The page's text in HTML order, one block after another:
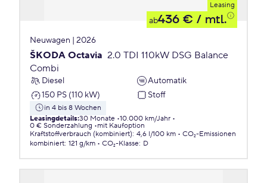
Leasing
ab436 € / mtl.
Neuwagen | 2026
ŠKODA Octavia 2.0 TDI 110kW DSG Balance
Combi
Diesel
Automatik
150 PS (110 kW)
Stoff
in 4 bis 8 Wochen
Leasingdetails:30 Monate 10.000 km/Jahr
0 € Sonderzahlung
mit Kaufoption
Kraftstoffverbrauch (kombiniert): 4,6 l/100 km
CO₂-Emissionen
kombiniert: 121 g/km CO₂-Klasse: D